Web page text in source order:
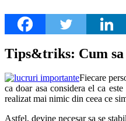
Tips&triks: Cum
Fiecare
ca doar asa considera el ca
realizat mai nimic din ceea ce
Astfel, devine necesar sa se